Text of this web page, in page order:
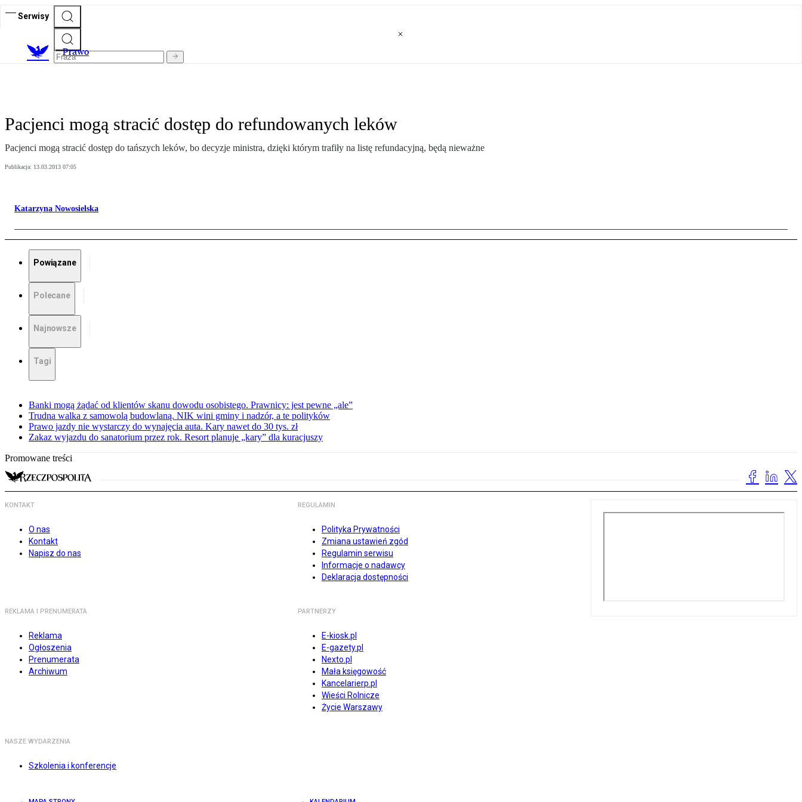
Serwisy
Prawo
Pacjenci mogą stracić dostęp do refundowanych leków
Pacjenci mogą stracić dostęp do tańszych leków, bo decyzje ministra, dzięki którym trafiły na listę refundacyjną, będą nieważne
Publikacja: 13.03.2013 07:05
Katarzyna Nowosielska
Powiązane
Polecane
Najnowsze
Tagi
Banki mogą żądać od klientów skanu dowodu osobistego. Prawnicy: jest pewne „ale”
Trudna walka z samowolą budowlaną. NIK wini gminy i nadzór, a te polityków
Prawo jazdy nie wystarczy do wynajęcia auta. Kary nawet do 30 tys. zł
Zakaz wyjazdu do sanatorium przez rok. Resort planuje „kary” dla kuracjuszy
Promowane treści
KONTAKT
O nas
Kontakt
Napisz do nas
REGULAMIN
Polityka Prywatności
Zmiana ustawień zgód
Regulamin serwisu
Informacje o nadawcy
Deklaracja dostępności
REKLAMA I PRENUMERATA
Reklama
Ogłoszenia
Prenumerata
Archiwum
PARTNERZY
E-kiosk.pl
E-gazety.pl
Nexto.pl
Mała księgowość
Kancelarierp.pl
Wieści Rolnicze
Życie Warszawy
NASZE WYDARZENIA
Szkolenia i konferencje